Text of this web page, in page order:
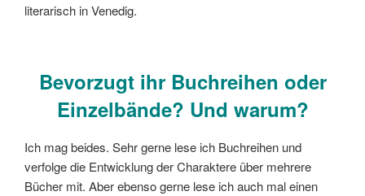
literarisch in Venedig.
Bevorzugt ihr Buchreihen oder
Einzelbände? Und warum?
Ich mag beides. Sehr gerne lese ich Buchreihen und
verfolge die Entwicklung der Charaktere über mehrere
Bücher mit. Aber ebenso gerne lese ich auch mal einen